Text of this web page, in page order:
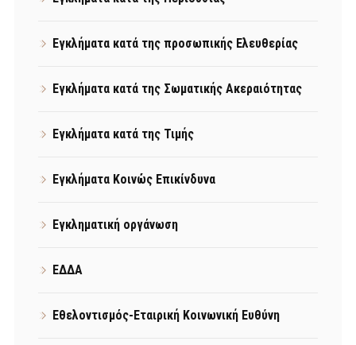
Εγκλήματα κατά της προσωπικής Ελευθερίας
Εγκλήματα κατά της Σωματικής Ακεραιότητας
Εγκλήματα κατά της Τιμής
Εγκλήματα Κοινώς Επικίνδυνα
Εγκληματική οργάνωση
ΕΔΔΑ
Εθελοντισμός-Εταιρική Κοινωνική Ευθύνη